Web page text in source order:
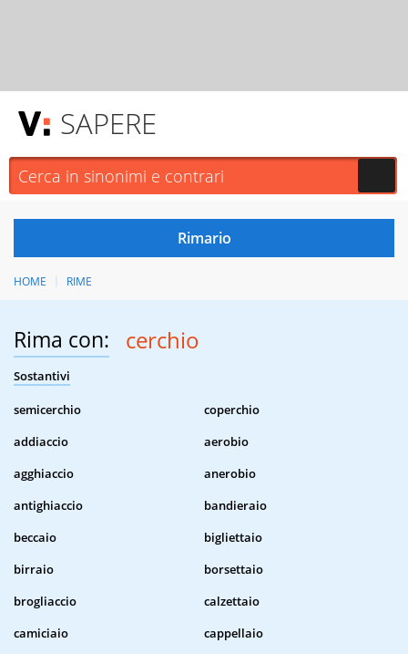
SAPERE
HOME RIME
Rima con: cerchio
Sostantivi
semicerchio
coperchio
addiaccio
aerobio
agghiaccio
anerobio
antighiaccio
bandieraio
beccaio
bigliettaio
birraio
borsettaio
brogliaccio
calzettaio
camiciaio
cappellaio